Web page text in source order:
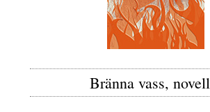
Bränna vass,